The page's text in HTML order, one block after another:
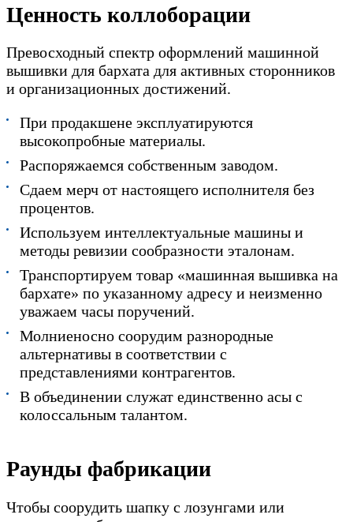
Ценность коллоборации
Превосходный спектр оформлений машинной
вышивки для бархата для активных сторонников
и организационных достижений.
При продакшене эксплуатируются
высокопробные материалы.
Распоряжаемся собственным заводом.
Сдаем мерч от настоящего исполнителя без
процентов.
Используем интеллектуальные машины и
методы ревизии сообразности эталонам.
Транспортируем товар «машинная вышивка на
бархате» по указанному адресу и неизменно
уважаем часы поручений.
Молниеносно соорудим разнородные
альтернативы в соответствии с
представлениями контрагентов.
В объединении служат единственно асы с
колоссальным талантом.
Раунды фабрикации
Чтобы соорудить шапку с лозунгами или